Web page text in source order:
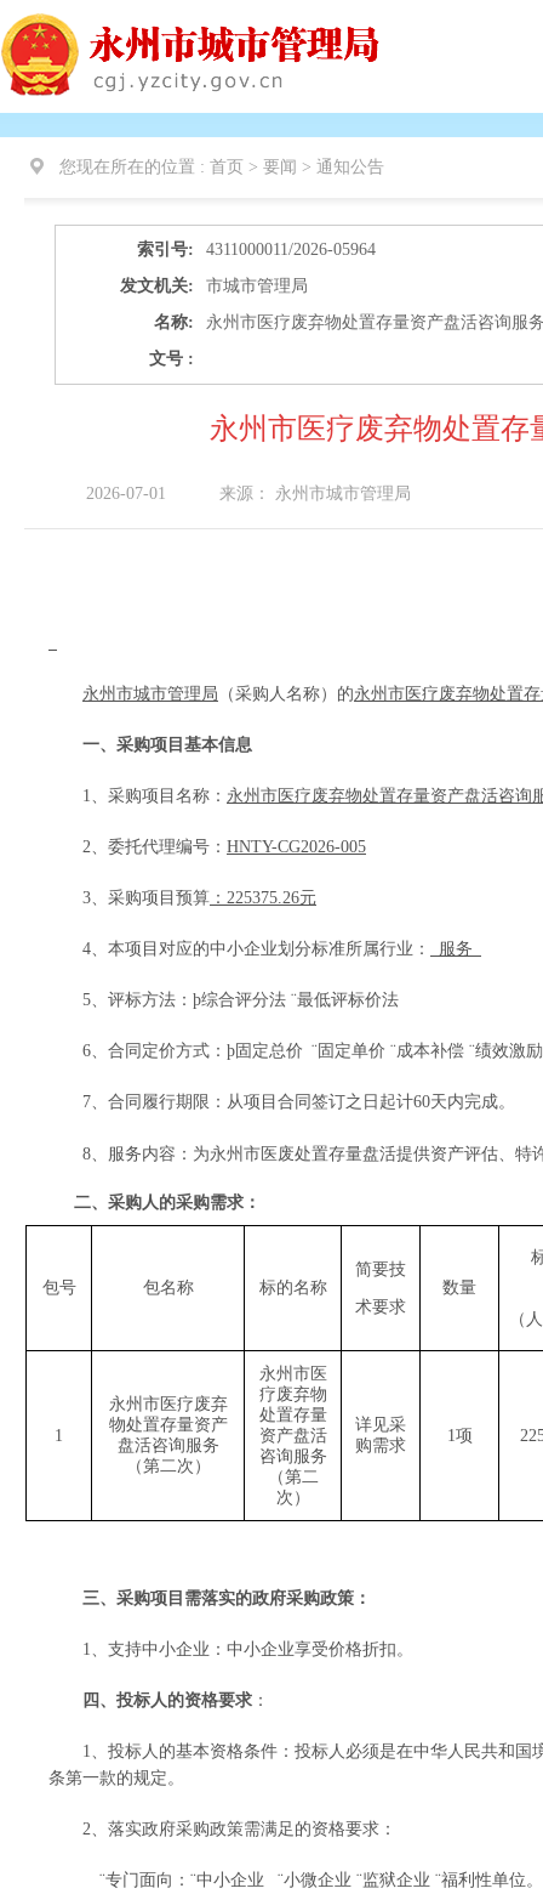
您现在所在的位置 : 首页 > 要闻 > 通知公告
索引号:
4311000011/2026-05964
发文机关:
市城市管理局
名称:
永州市医疗废弃物处置存量资产盘活咨询服
文号 :
永州市医疗废弃物处置
2026-07-01 来源： 永州市城市管理局
永州市城市管理局 （采购人名称）的永州市医疗废弃物处置
一、采购项目基本信息
1、采购项目名称： 永州市医疗废弃物处置存量资产盘活咨询
2、委托代理编号： HNTY-CG2026-005
3、采购项目预算 ： 225375.26元
4、本项目 对应的中小企业划分标准所属行业： 服务
5、评标方法： þ综合评分法 ¨最低评标价法
6、合同定价方式 ： þ固定总价 ¨ 固定单价 ¨成本补偿 ¨绩效激励
7、合同履行期限： 从项目合同签订之日起计60天内完成。
8、 服务内容：为永州市医废处置存量盘活提供资产评估、
二、采购人的采购需求：
包号 包名称 标的名称
简要技
术要求
数量
（
1
永州市医疗废弃
物处置存量资产
盘活咨询服务
（第二次）
永州市医
疗废弃物
处置存量
资产盘活
咨询服务
（第二
次）
详见采
购需求
1项
三、采购项目需落实的政府采购政策：
1、支持中小企业：中小企业享受价格折扣。
四、投标人的资格要求 ：
1、投标人的基本资格条件：投标人必须是在中华人民共和
条第一款的规定。
2、落实政府采购政策需满足的资格要求：
¨专门面向 ： ¨中小企业 ¨小微企业 ¨监狱企业 ¨福利性单位。